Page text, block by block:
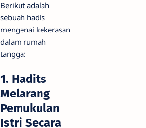
Berikut adalah
sebuah hadis
mengenai kekerasan
dalam rumah
tangga:
1. Hadits
Melarang
Pemukulan
Istri Secara